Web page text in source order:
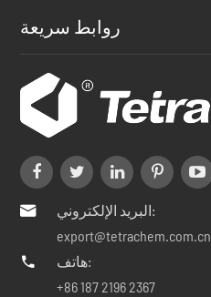
روابط سريعة

البريد الإلكتروني:
export@tetrachem.com.cn

هاتف:
+86 187 2196 2367